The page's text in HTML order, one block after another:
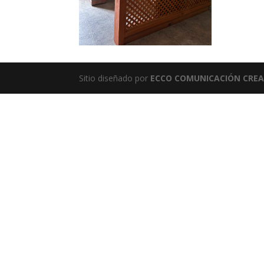
Sitio diseñado por ECCO COMUNICACIÓN